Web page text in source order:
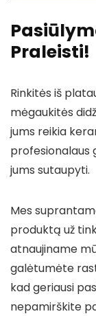
Praleisti!
Rinkitės iš
mėgaukitės
jums reikia
profesionalaus
jums sutaupyti.
Mes
produktą už
atnaujiname
galėtumėte
kad geriausi
nepamirškite